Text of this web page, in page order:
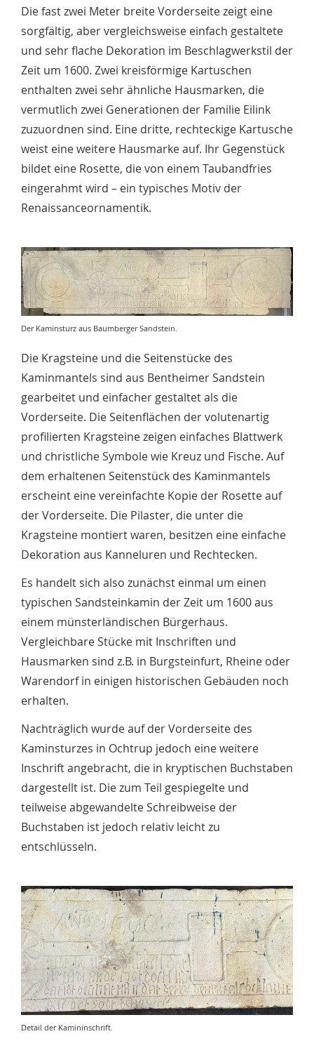
Die fast zwei Meter breite Vorderseite zeigt eine
sorgfältig, aber vergleichsweise einfach gestaltete
und sehr flache Dekoration im Beschlagwerkstil der
Zeit um 1600. Zwei kreisförmige Kartuschen
enthalten zwei sehr ähnliche Hausmarken, die
vermutlich zwei Generationen der Familie Eilink
zuzuordnen sind. Eine dritte, rechteckige Kartusche
weist eine weitere Hausmarke auf. Ihr Gegenstück
bildet eine Rosette, die von einem Taubandfries
eingerahmt wird – ein typisches Motiv der
Renaissanceornamentik.
Der Kaminsturz aus Baumberger Sandstein.
Die Kragsteine und die Seitenstücke des
Kaminmantels sind aus Bentheimer Sandstein
gearbeitet und einfacher gestaltet als die
Vorderseite. Die Seitenflächen der volutenartig
profilierten Kragsteine zeigen einfaches Blattwerk
und christliche Symbole wie Kreuz und Fische. Auf
dem erhaltenen Seitenstück des Kaminmantels
erscheint eine vereinfachte Kopie der Rosette auf
der Vorderseite. Die Pilaster, die unter die
Kragsteine montiert waren, besitzen eine einfache
Dekoration aus Kanneluren und Rechtecken.
Es handelt sich also zunächst einmal um einen
typischen Sandsteinkamin der Zeit um 1600 aus
einem münsterländischen Bürgerhaus.
Vergleichbare Stücke mit Inschriften und
Hausmarken sind z.B. in Burgsteinfurt, Rheine oder
Warendorf in einigen historischen Gebäuden noch
erhalten.
Nachträglich wurde auf der Vorderseite des
Kaminsturzes in Ochtrup jedoch eine weitere
Inschrift angebracht, die in kryptischen Buchstaben
dargestellt ist. Die zum Teil gespiegelte und
teilweise abgewandelte Schreibweise der
Buchstaben ist jedoch relativ leicht zu
entschlüsseln.
Detail der Kamininschrift.